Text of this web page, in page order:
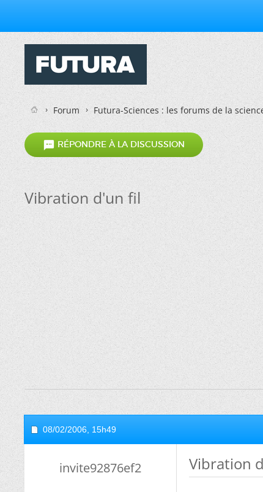
Forum Futura-Sciences : les forums de la
 RÉPONDRE À LA DISCUSSION
Vibration d'un fil
08/02/2006, 15h49
invite92876ef2 Vibration